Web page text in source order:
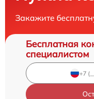
Закажите
Бесплатная
специалистом